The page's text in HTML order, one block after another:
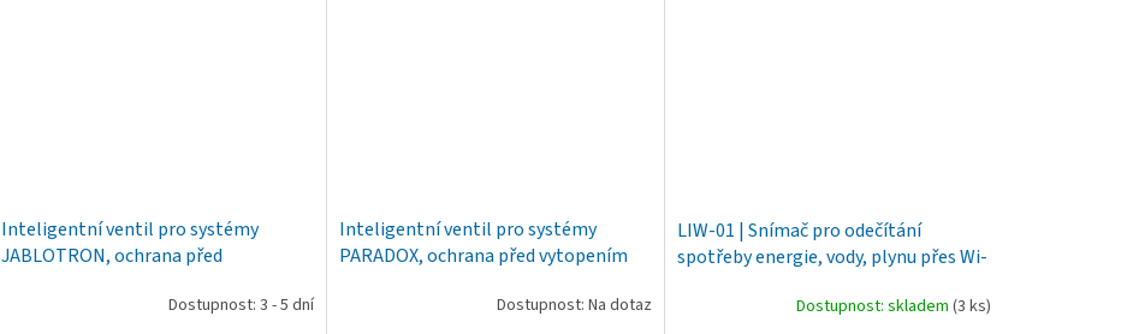
Inteligentní ventil pro systémy
JABLOTRON, ochrana před
Dostupnost: 3 - 5 dní
Inteligentní ventil pro systémy
PARADOX, ochrana před vytopením
Dostupnost: Na dotaz
LIW-01 | Snímač pro odečítání
spotřeby energie, vody, plynu přes Wi-
Dostupnost: skladem (3 ks)